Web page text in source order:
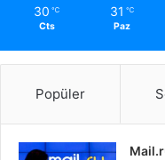
30 ℃
Cts
31 ℃
Paz
Popüler